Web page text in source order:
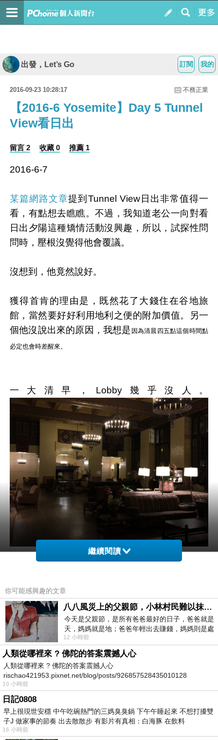
我的
訂閱
出發，Let’s Go
2016-09-23 10:28:17 不務正業
【2016-6 Yosemite】Day 5 Tunnel
View看日出
留言 2 收藏 0 推薦 1
2016-6-7
某篇網路文章提到Tunnel View日出非常值得一
看，有點想去瞧瞧。不過，我知道老公一向對看
日出夕陽這種矯情活動沒興趣，所以，試探性問
問時，壓根沒覺得他會覆議。
沒想到，他竟然說好。
獲得首肯的理由是，既然花了大錢住在谷地旅
館，當然要好好利用地利之便的附加價值。另一
個他沒說出來的原因，我想是 因為清晨四五點這個時間點
必定也會時差醒來。
一大清早，Lobby幾乎沒人。
五點半左右抵達Tunnel View。
天光微亮，寧靜祥和。
清晨五點半，還滿冷的，我穿了兩件薄外套還直
打哆嗦。
站在冰冽的空氣中，等了十來分，後來冷到受不
了，躲回車上坐。等待的時間裡，念了一部藥師
經，在心裡祈願，所有我認識的人，都平安順利
健康快樂。
太陽快出現前，岩石開始出現光影變化。
繼續閱讀
你可能感興趣的文章
八八風災上的父親節，小林村民難以抹滅的痛
今天是父親節，是所有爸爸最好的日子，爸爸就是
天，媽媽就是地；爸爸年輕出去賺錢，媽媽則是處
理家務，職業不分高低貴賤，只有人品才
12 小時前
人類從哪裡來 ? 佛陀的答案震撼人心
人類從哪裡來 ? 佛陀的答案震撼人心
rischao421953.pixnet.net/blog/posts/926857528435010128
10 小時前
日記0808
早上很現世安穩 中午吃碗熱門的三媽臭臭鍋 下午午睡起來 不想打擾雙
子J 做家事的節奏 出去散散步 有影片有真相：白海豚 在飲料
16 小時前